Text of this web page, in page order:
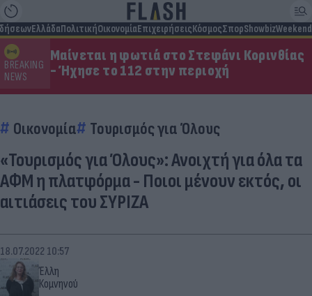
ΕλλάδαΠολιτικήΟικονομίαΕπιχειρήσειςΚόσμοςΣπορShowbizWeekend
BREAKING
NEWS
Μαίνεται η φωτιά στο Στεφάνι Κορινθίας
- Ήχησε το 112 στην περιοχή
Οικονομία Τουρισμός για Όλους
«Τουρισμός για Όλους»: Ανοιχτή για όλα τα
ΑΦΜ η πλατφόρμα - Ποιοι μένουν εκτός, οι
αιτιάσεις του ΣΥΡΙΖΑ
Έλλη
Κομνηνού
18.07.2022 10:57